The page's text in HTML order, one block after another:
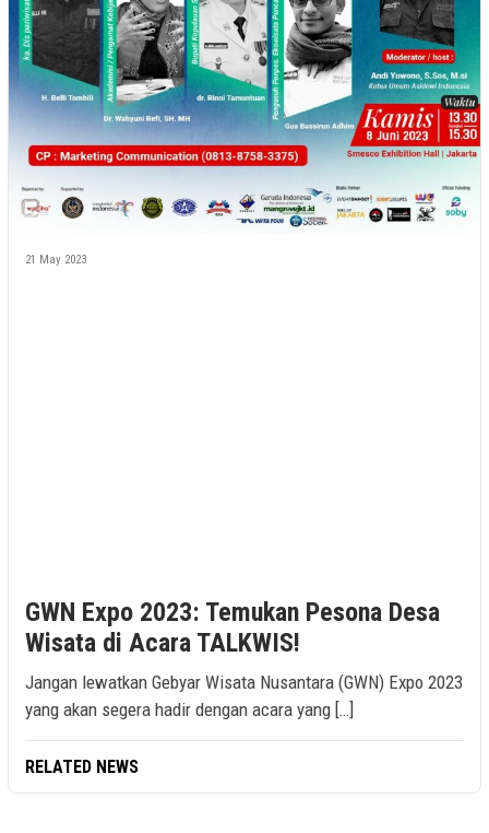
21 May 2023
GWN Expo 2023: Temukan Pesona Desa
Wisata di Acara TALKWIS!
Jangan lewatkan Gebyar Wisata Nusantara (GWN) Expo 2023
yang akan segera hadir dengan acara yang […]
RELATED NEWS